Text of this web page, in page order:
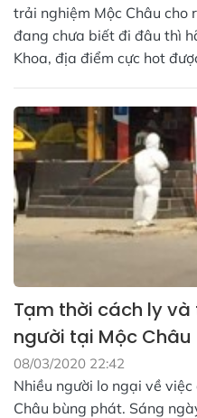
trải nghiệm Mộc Châu cho
đang chưa biết đi đâu thì
Khoa, địa điểm cực hot
Tạm thời cách ly
người tại Mộc Châu
08/03/2020 22:42
Nhiều người lo ngại về
Châu bùng phát. Sáng